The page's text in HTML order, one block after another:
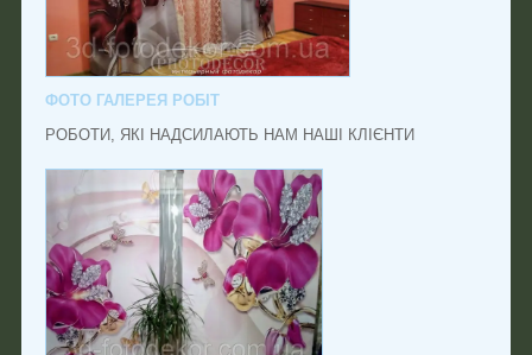
ФОТО ГАЛЕРЕЯ РОБІТ
РОБОТИ, ЯКІ НАДСИЛАЮТЬ НАМ НАШІ КЛІЄНТИ